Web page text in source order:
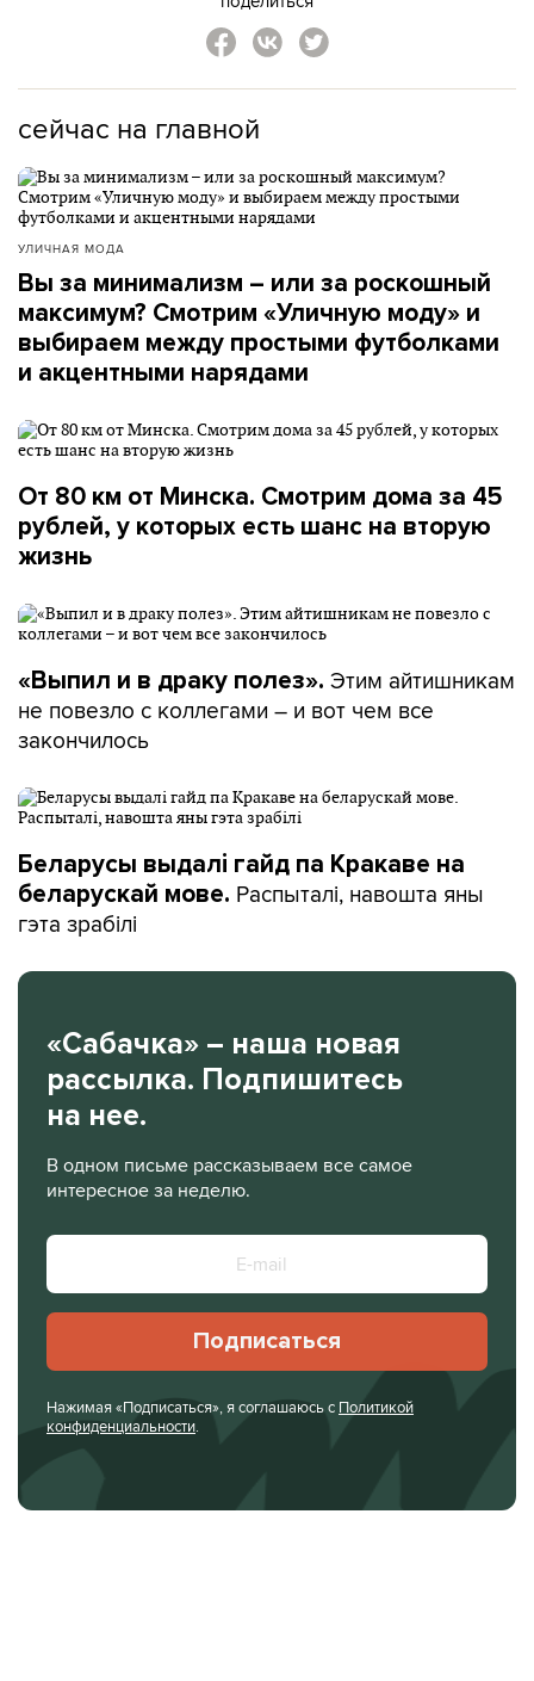
сейчас на главной
УЛИЧНАЯ МОДА
Вы за минимализм – или за роскошный
максимум? Смотрим «Уличную моду» и
выбираем между простыми футболками
и акцентными нарядами
От 80 км от Минска. Смотрим дома за 45
рублей, у которых есть шанс на вторую
жизнь
«Выпил и в драку полез». Этим айтишникам
не повезло с коллегами – и вот чем все
закончилось
Беларусы выдалі гайд па Кракаве на
беларускай мове. Распыталі, навошта яны
гэта зрабілі
«Сабачка» – наша новая
рассылка. Подпишитесь
на нее.
В одном письме рассказываем все самое
интересное за неделю.
Подписаться
Нажимая «Подписаться», я соглашаюсь с Политикой
конфиденциальности.